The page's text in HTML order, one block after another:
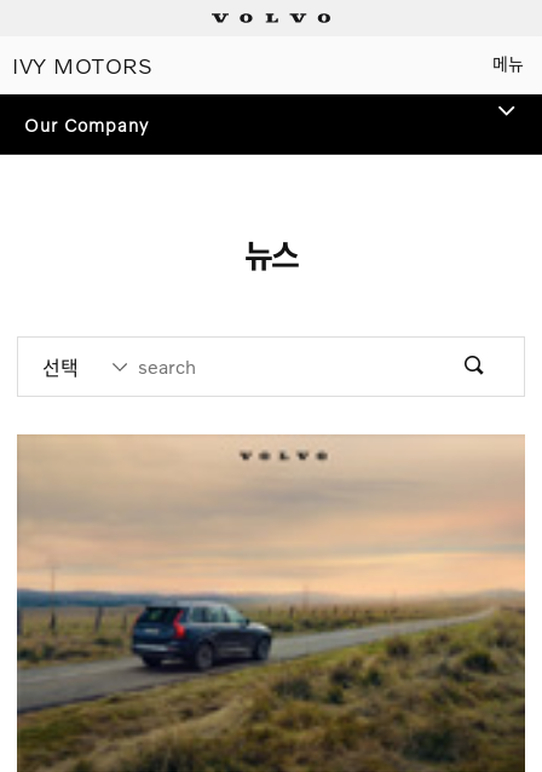
메뉴
IVY MOTORS
뉴스
Our Company
선택
Electric
Plug-in hybrids
세일즈 컨설턴트
전시장 찾기
이벤트
이달의 구매조건
서비스
IVY MOTORS